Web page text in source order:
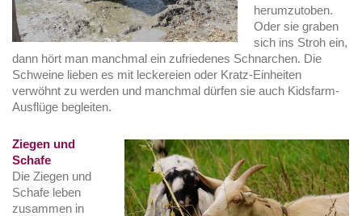
herumzutoben.
Oder sie graben
sich ins Stroh ein,
dann hört man manchmal ein zufriedenes Schnarchen. Die
Schweine lieben es mit leckereien oder Kratz-Einheiten
verwöhnt zu werden und manchmal dürfen sie auch Kidsfarm-
Ausflüge begleiten.
Ziegen und
Schafe
Die Ziegen und
Schafe leben
zusammen in